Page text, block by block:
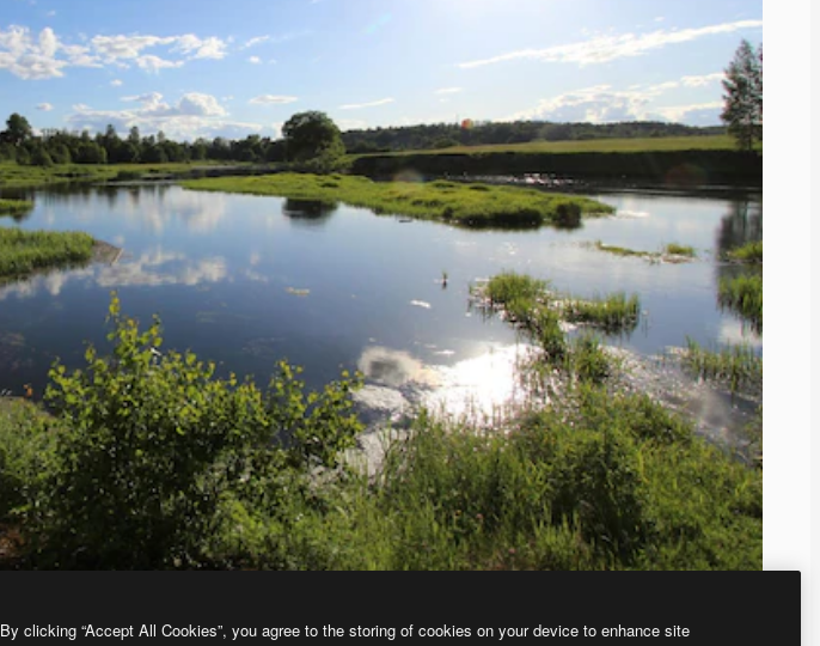
By clicking “Accept All Cookies”, you agree to the storing of cookies on your device to enhance site